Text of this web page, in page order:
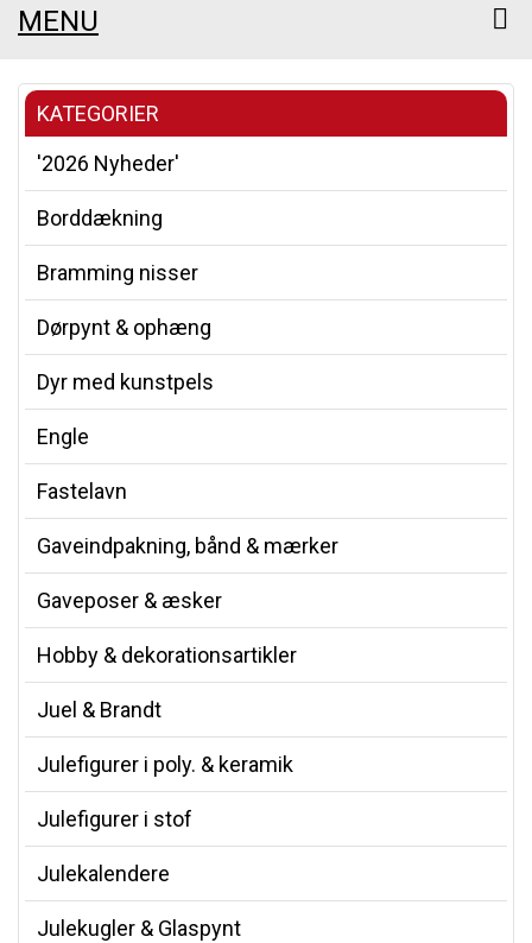
MENU
KATEGORIER
'2026 Nyheder'
Borddækning
Bramming nisser
Dørpynt & ophæng
Dyr med kunstpels
Engle
Fastelavn
Gaveindpakning, bånd & mærker
Gaveposer & æsker
Hobby & dekorationsartikler
Juel & Brandt
Julefigurer i poly. & keramik
Julefigurer i stof
Julekalendere
Julekugler & Glaspynt